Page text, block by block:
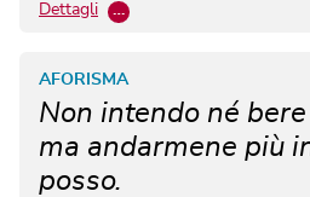
Dettagli …
Non intendo né
ma andarmene più
posso.
AFORISMA